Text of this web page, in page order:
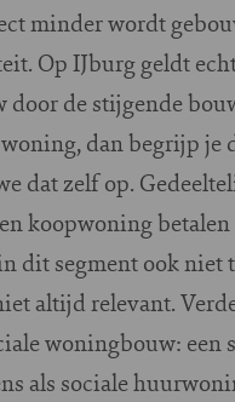
minder wordt
Op IJburg geldt
de stijgende
dan begrijp
dat zelf op.
koopwoning
segment ook niet
altijd relevant.
woningbouw: een
als sociale